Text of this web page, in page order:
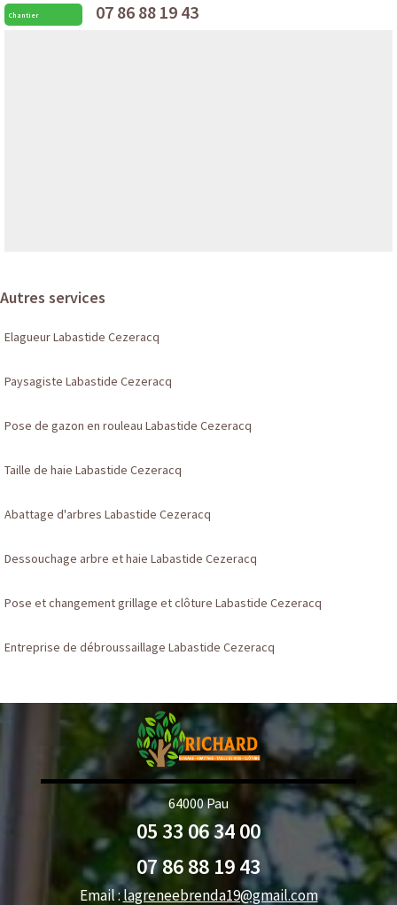
Chantier 07 86 88 19 43
Autres services
Elagueur Labastide Cezeracq
Paysagiste Labastide Cezeracq
Pose de gazon en rouleau Labastide Cezeracq
Taille de haie Labastide Cezeracq
Abattage d'arbres Labastide Cezeracq
Dessouchage arbre et haie Labastide Cezeracq
Pose et changement grillage et clôture Labastide Cezeracq
Entreprise de débroussaillage Labastide Cezeracq
64000 Pau
05 33 06 34 00
07 86 88 19 43
Email :lagreneebrenda19@gmail.com